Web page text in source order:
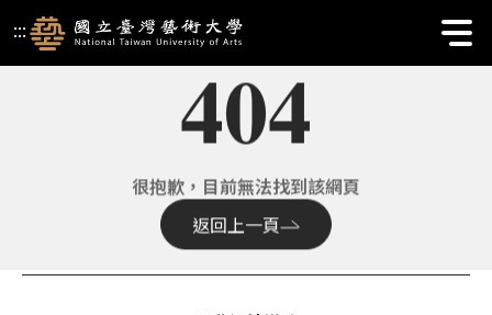
國立臺灣藝術大學校首頁 | 404
:::
404
很抱歉，目前無法找到該網頁
返回上一頁